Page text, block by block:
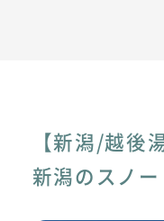
【新潟/越後
新潟のスノー